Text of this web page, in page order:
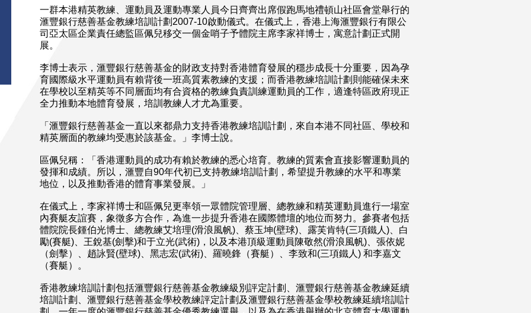
一群本港精英教練、運動員及運動專業人員今日齊齊出席假跑馬地禮頓山社區會堂舉行的
滙豐銀行慈善基金教練培訓計劃2007-10啟動儀式。在儀式上，香港上海滙豐銀行有限公
司亞太區企業責任總監區佩兒移交一個金哨子予體院主席李家祥博士，寓意計劃正式開
展。
李博士表示，滙豐銀行慈善基金的財政支持對香港體育發展的穩步成長十分重要，因為孕
育國際級水平運動員有賴背後一班高質素教練的支援；而香港教練培訓計劃則能確保未來
在學校以至精英等不同層面均有合資格的教練負責訓練運動員的工作，適逢特區政府現正
全力推動本地體育發展，培訓教練人才尤為重要。
「滙豐銀行慈善基金一直以來都鼎力支持香港教練培訓計劃，來自本港不同社區、學校和
精英層面的教練均受惠於該基金。」李博士說。
區佩兒稱：「香港運動員的成功有賴於教練的悉心培育。教練的質素會直接影響運動員的
發揮和成績。所以，滙豐自90年代初已支持教練培訓計劃，希望提升教練的水平和專業
地位，以及推動香港的體育事業發展。」
在儀式上，李家祥博士和區佩兒更率領一眾體院管理層、總教練和精英運動員進行一場室
內賽艇友誼賽，象徵多方合作，為進一步提升香港在國際體壇的地位而努力。參賽者包括
體院院長鍾伯光博士、總教練艾培理(滑浪風帆)、蔡玉坤(壁球)、露芙肯特(三項鐵人)、白
勵(賽艇)、王銳基(劍擊)和于立光(武術)，以及本港頂級運動員陳敬然(滑浪風帆)、張依妮
（劍擊）、趙詠賢(壁球)、黑志宏(武術)、羅曉鋒（賽艇）、李致和(三項鐵人) 和李嘉文
（賽艇）。
香港教練培訓計劃包括滙豐銀行慈善基金教練級別評定計劃、滙豐銀行慈善基金教練延續
培訓計劃、滙豐銀行慈善基金學校教練評定計劃及滙豐銀行慈善基金學校教練延續培訓計